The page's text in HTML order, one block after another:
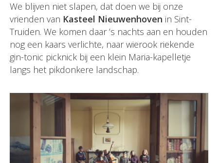
We blijven niet slapen, dat doen we bij onze
vrienden van Kasteel Nieuwenhoven in Sint-
Truiden. We komen daar ’s nachts aan en houden
nog een kaars verlichte, naar wierook riekende
gin-tonic picknick bij een klein Maria-kapelletje
langs het pikdonkere landschap.